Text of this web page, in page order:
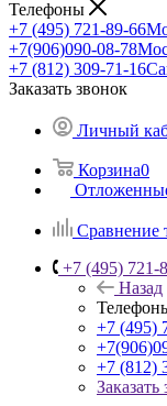
Телефоны
+7 (495) 721-89-66
+7(906)090-08-78
+7 (812) 309-71-16
Заказать звонок
Личный
Корзина0
Сравнение
+7 (495) 721-
Назад
+7 (495)
+7 (812)
Заказать